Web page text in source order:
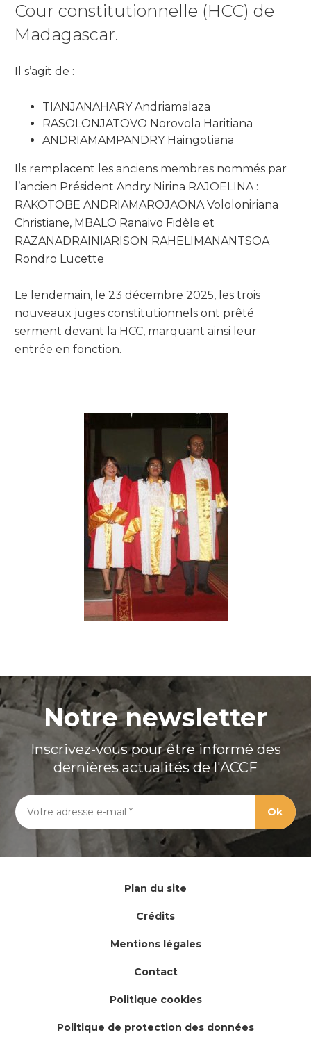
Cour constitutionnelle (HCC) de
Madagascar.
Il s’agit de :
TIANJANAHARY Andriamalaza
RASOLONJATOVO Norovola Haritiana
ANDRIAMAMPANDRY Haingotiana
Ils remplacent les anciens membres nommés par
l’ancien Président Andry Nirina RAJOELINA :
RAKOTOBE ANDRIAMAROJAONA Vololoniriana
Christiane, MBALO Ranaivo Fidèle et
RAZANADRAINIARISON RAHELIMANANTSOA
Rondro Lucette
Le lendemain, le 23 décembre 2025, les trois
nouveaux juges constitutionnels ont prêté
serment devant la HCC, marquant ainsi leur
entrée en fonction.
Notre newsletter
Inscrivez-vous pour être informé des
dernières actualités de l'ACCF
Plan du site
Crédits
Mentions légales
Contact
Politique cookies
Politique de protection des données